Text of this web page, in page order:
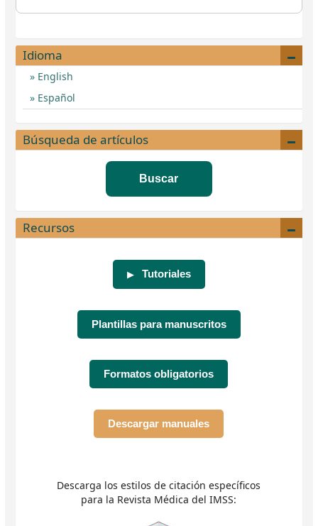
Idioma
English
Español
Búsqueda de artículos
Buscar
Recursos
▶ Tutoriales
Plantillas para manuscritos
Formatos obligatorios
Descargar manuales
Descarga los estilos de citación específicos
para la Revista Médica del IMSS: